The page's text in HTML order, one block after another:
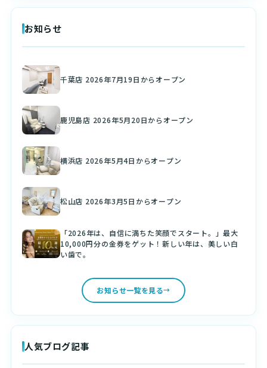
お知らせ
千葉店 2026年7月19日からオープン
鹿児島店 2026年5月20日からオープン
横浜店 2026年5月4日からオープン
松山店 2026年3月5日からオープン
「2026年は、自信に満ちた笑顔でスタート。」最大
10,000円分の金券をゲット！新しい年は、美しい白
い歯で。
お知らせ一覧を見る
人気ブログ記事